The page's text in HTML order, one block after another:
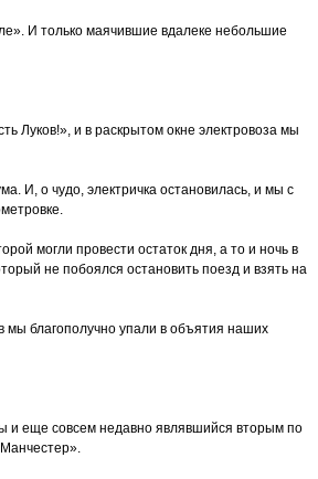
И только маячившие вдалеке небольшие
Луков!», и в раскрытом окне электровоза мы
И, о чудо, электричка остановилась, и мы с
могли провести остаток дня, а то и ночь в
не побоялся остановить поезд и взять на
мы благополучно упали в объятия наших
и еще совсем недавно являвшийся вторым по